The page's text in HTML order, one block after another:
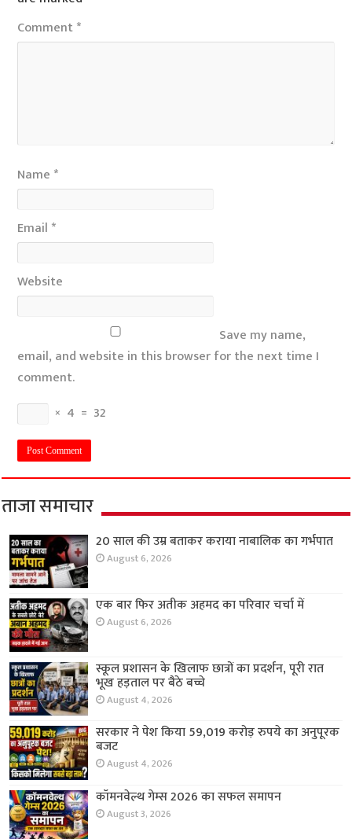
Comment*
Name *
Email *
Website
Save my name,
email, and website in this browser for the next time I
comment.
× 4 = 32
ताजा समाचार
20 साल की उम्र बताकर कराया नाबालिक का गर्भपात
August 6, 2026
एक बार फिर अतीक अहमद का परिवार चर्चा में
August 6, 2026
स्कूल प्रशासन के खिलाफ छात्रों का प्रदर्शन, पूरी रात
भूख हड़ताल पर बैठे बच्चे
August 4, 2026
सरकार ने पेश किया 59,019 करोड़ रुपये का अनुपूरक
बजट
August 4, 2026
कॉमनवेल्थ गेम्स 2026 का सफल समापन
August 3, 2026